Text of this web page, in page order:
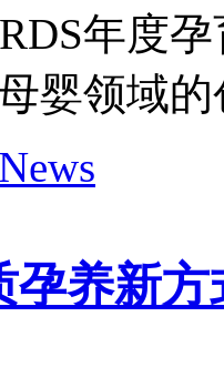
年度
婴领域
News
孕养新